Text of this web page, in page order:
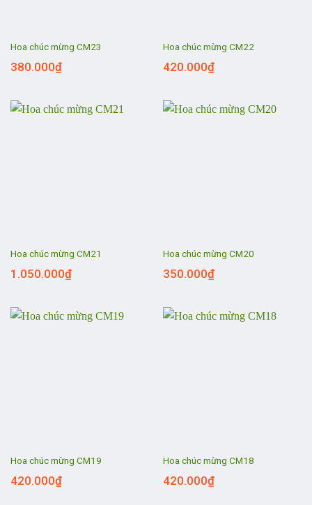
Hoa chúc mừng CM23
380.000₫
Hoa chúc mừng CM22
420.000₫
Hoa chúc mừng CM21
1.050.000₫
Hoa chúc mừng CM20
350.000₫
Hoa chúc mừng CM19
420.000₫
Hoa chúc mừng CM18
420.000₫